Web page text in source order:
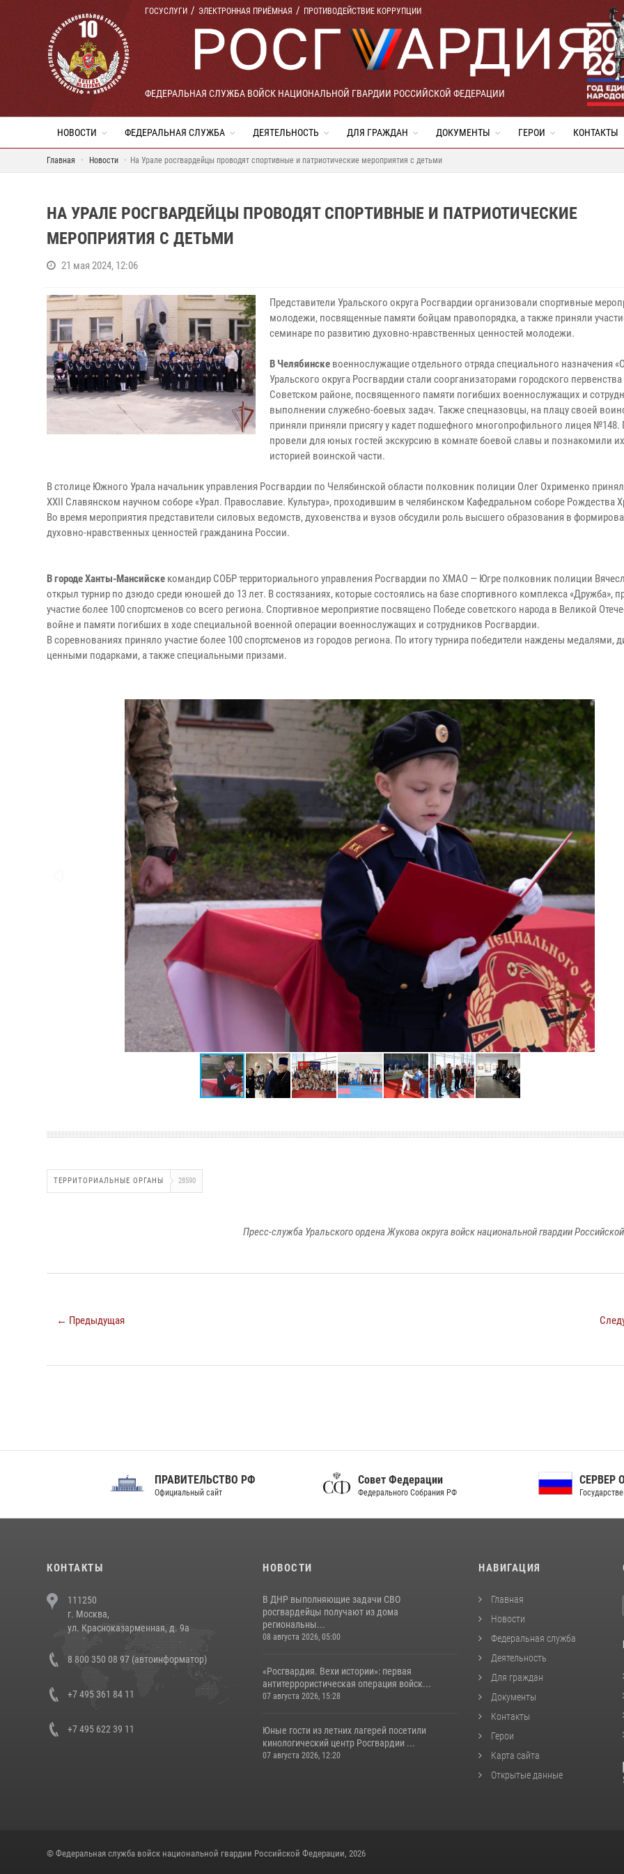
ГОСУСЛУГИ ЭЛЕКТРОННАЯ ПРИЁМНАЯ ПРОТИВОДЕЙСТВИЕ КОРРУПЦИИ
ФЕДЕРАЛЬНАЯ СЛУЖБА ВОЙСК НАЦИОНАЛЬНОЙ ГВАРДИИ РОССИЙСКОЙ ФЕДЕРАЦИИ
НОВОСТИ ФЕДЕРАЛЬНАЯ СЛУЖБА ДЕЯТЕЛЬНОСТЬ ДЛЯ ГРАЖДАН ДОКУМЕНТЫ ГЕРОИ КОНТАКТЫ
Главная Новости На Урале росгвардейцы проводят спортивные и патриотические мероприятия с детьми
НА УРАЛЕ РОСГВАРДЕЙЦЫ ПРОВОДЯТ СПОРТИВНЫЕ И ПАТРИОТИЧЕСКИЕ
МЕРОПРИЯТИЯ С ДЕТЬМИ
21 мая 2024, 12:06
Представители Уральского округа Росгвардии организовали спортивные
молодежи, посвященные памяти бойцам правопорядка, а также приняли
семинаре по развитию духовно-нравственных ценностей молодежи.
В Челябинске военнослужащие отдельного отряда специального назначения
Уральского округа Росгвардии стали соорганизаторами городского первенства
Советском районе, посвященного памяти погибших военнослужащих и
выполнении служебно-боевых задач. Также спецназовцы, на плацу своей
приняли приняли присягу у кадет подшефного многопрофильного лицея №148.
провели для юных гостей экскурсию в комнате боевой славы и познакомили
историей воинской части.
В столице Южного Урала начальник управления Росгвардии по Челябинской области полковник полиции Олег Охрименко принял
XXII Славянском научном соборе «Урал. Православие. Культура», проходившим в челябинском Кафедральном соборе Рождества
Во время мероприятия представители силовых ведомств, духовенства и вузов обсудили роль высшего образования в
духовно-нравственных ценностей гражданина России.
В городе Ханты-Мансийске командир СОБР территориального управления Росгвардии по ХМАО — Югре полковник полиции
открыл турнир по дзюдо среди юношей до 13 лет. В состязаниях, которые состоялись на базе спортивного комплекса «Дружба»,
участие более 100 спортсменов со всего региона. Спортивное мероприятие посвящено Победе советского народа в Великой
войне и памяти погибших в ходе специальной военной операции военнослужащих и сотрудников Росгвардии.
В соревнованиях приняло участие более 100 спортсменов из городов региона. По итогу турнира победители наждены медалями,
ценными подарками, а также специальными призами.
ТЕРРИТОРИАЛЬНЫЕ ОРГАНЫ 28590
Пресс-служба Уральского ордена Жукова округа войск национальной гвардии
← Предыдущая
ПРАВИТЕЛЬСТВО РФ
Официальный сайт
Совет Федерации
Федерального Собрания РФ
СЕРВЕР ОРГАНОВ
Государственной власти РФ
КОНТАКТЫ
111250
г. Москва,
ул. Красноказарменная, д. 9а
8 800 350 08 97 (автоинформатор)
+7 495 361 84 11
+7 495 622 39 11
НОВОСТИ
В ДНР выполняющие задачи СВО
росгвардейцы получают из дома
региональны...
08 августа 2026, 05:00
«Росгвардия. Вехи истории»: первая
антитеррористическая операция войск...
07 августа 2026, 15:28
Юные гости из летних лагерей посетили
кинологический центр Росгвардии ...
07 августа 2026, 12:20
НАВИГАЦИЯ
Главная
Новости
Федеральная служба
Деятельность
Для граждан
Документы
Контакты
Герои
Карта сайта
Открытые данные
© Федеральная служба войск национальной гвардии Российской Федерации, 2026